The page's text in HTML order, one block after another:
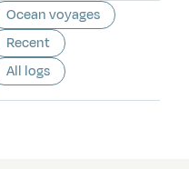
Ocean voyages
Recent
All logs